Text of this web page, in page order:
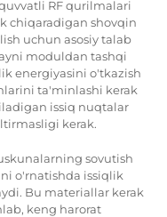
RF qurilmalari
chiqaradigan shovqin
uchun asosiy talab
moduldan tashqi
energiyasini o'tkazish
ta'minlashi kerak
issiq nuqtalar
kerak.
sovutish
o'rnatishda issiqlik
Bu materiallar kerak
keng harorat